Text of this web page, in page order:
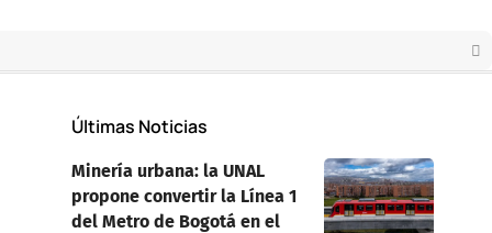
Últimas Noticias
Minería urbana: la UNAL
propone convertir la Línea 1
del Metro de Bogotá en el